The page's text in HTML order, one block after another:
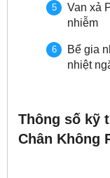
Van xả
nhiễm
Bể gia
nhiệt
Thông số kỹ
Chân Không